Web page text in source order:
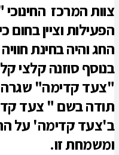
צוות המרכז
הפעילות וציין
החג והיה בחינת
בנוסף סוזנה קלצי
"צעד קדימה" שגרה
תודה בשם " צעד
ב'צעד קדימה' על
ומשמחת זו.